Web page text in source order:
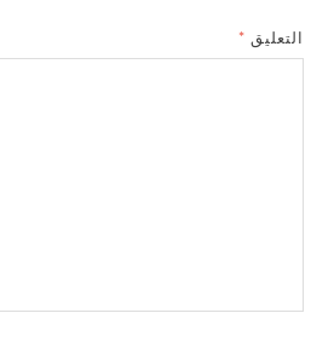
*